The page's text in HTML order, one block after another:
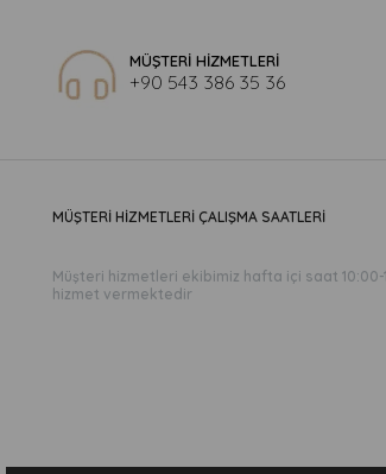
MÜŞTERİ HİZMETLERİ
+90 543 386 35 36
MÜŞTERİ HİZMETLERİ ÇALIŞMA SAATLERİ
Müşteri hizmetleri ekibimiz hafta içi saat 10:00-
hizmet vermektedir